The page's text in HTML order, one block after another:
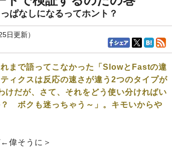
ぱなしになるってホント？
日更新）
まで語ってこなかった「SlowとFastの違
ィクスは反応の速さが違う2つのタイプが
だが、さて、それをどう使い分ければい
ボクも迷っちゃう～」。キモいからや
偉そうに＞